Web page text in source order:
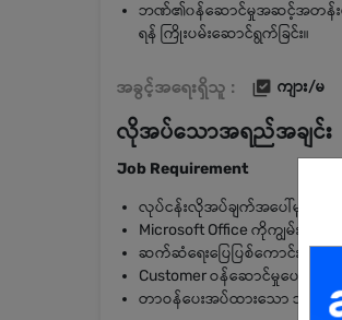
ဘဏ်၏၀န်ဆောင်မှုအဆင့်အတန်းမျာ
ရန် ကြိုးပမ်းဆောင်ရွက်ခြင်း။
အခွင့်အရေးရှိသူ : ကျား/မ
လိုအပ်သောအရည်အချင်း
Job Requirement
လုပ်ငန်းလိုအပ်ချက်အပေါ်မူတည်၍ ပ
Microsoft Office ကိုကျွမ်းကျင်စွ
ဆက်ဆံရေးပြေပြစ်ကောင်းမွန်သူ
Customer ဝန်ဆောင်မှုပေးခြ
တာဝန်ပေးအပ်ထားသော ဘဏ်ခွဲမ